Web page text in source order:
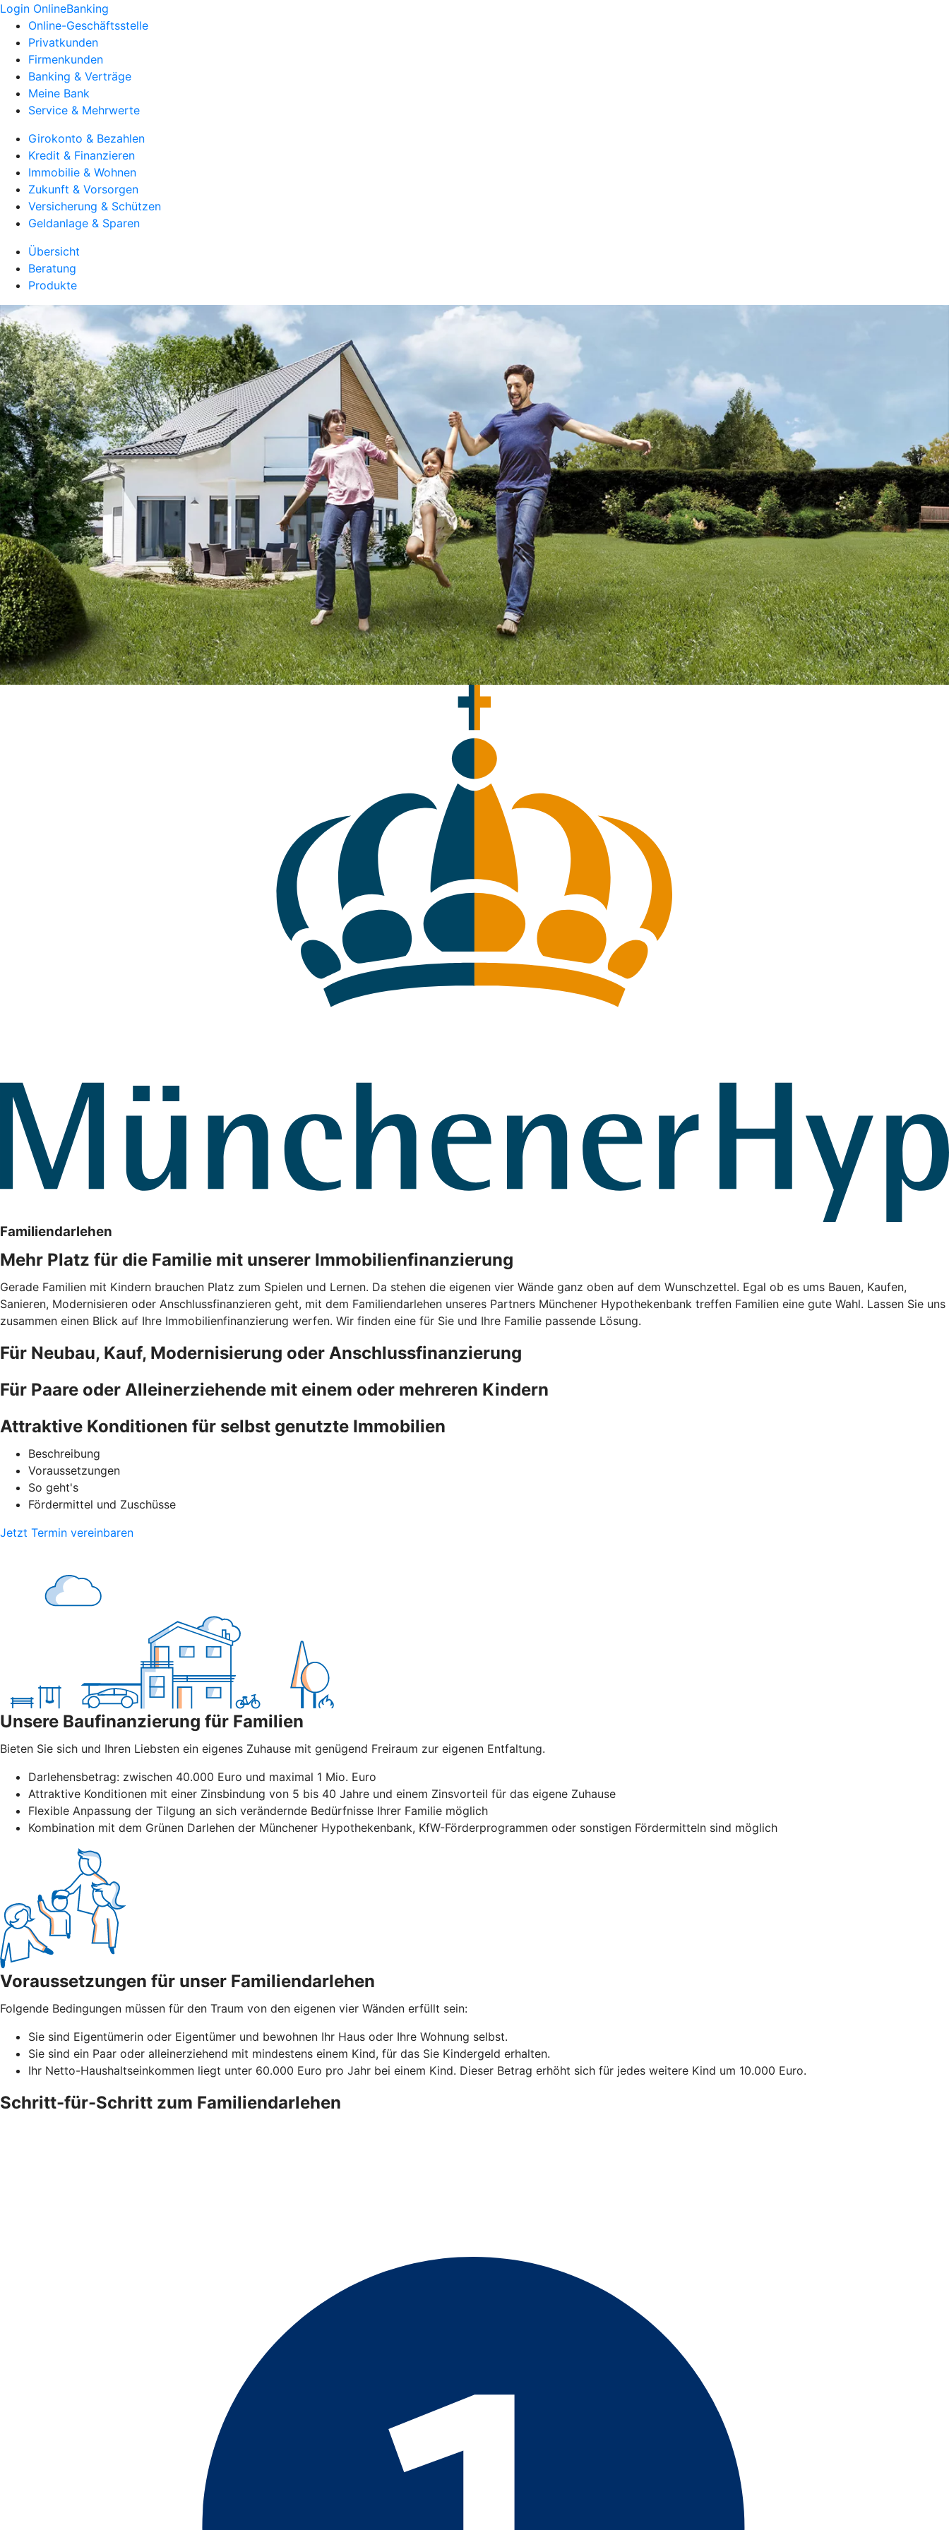
Login OnlineBanking
Online-Geschäftsstelle
Privatkunden
Firmenkunden
Banking & Verträge
Meine Bank
Service & Mehrwerte
Girokonto & Bezahlen
Kredit & Finanzieren
Immobilie & Wohnen
Zukunft & Vorsorgen
Versicherung & Schützen
Geldanlage & Sparen
Übersicht
Beratung
Produkte
Familiendarlehen
Mehr Platz für die Familie mit unserer Immobilienfinanzierung
Gerade Familien mit Kindern brauchen Platz zum Spielen und Lernen. Da stehen die eigenen vier Wände ganz oben auf dem Wunschzettel. Egal ob es ums Bauen, Kaufen,
Sanieren, Modernisieren oder Anschlussfinanzieren geht, mit dem Familiendarlehen unseres Partners Münchener Hypothekenbank treffen Familien eine gute Wahl. Lassen Sie uns
zusammen einen Blick auf Ihre Immobilienfinanzierung werfen. Wir finden eine für Sie und Ihre Familie passende Lösung.
Für Neubau, Kauf, Modernisierung oder Anschlussfinanzierung
Für Paare oder Alleinerziehende mit einem oder mehreren Kindern
Attraktive Konditionen für selbst genutzte Immobilien
Beschreibung
Voraussetzungen
So geht's
Fördermittel und Zuschüsse
Jetzt Termin vereinbaren
Unsere Baufinanzierung für Familien
Bieten Sie sich und Ihren Liebsten ein eigenes Zuhause mit genügend Freiraum zur eigenen Entfaltung.
Darlehensbetrag: zwischen 40.000 Euro und maximal 1 Mio. Euro
Attraktive Konditionen mit einer Zinsbindung von 5 bis 40 Jahre und einem Zinsvorteil für das eigene Zuhause
Flexible Anpassung der Tilgung an sich verändernde Bedürfnisse Ihrer Familie möglich
Kombination mit dem Grünen Darlehen der Münchener Hypothekenbank, KfW-Förderprogrammen oder sonstigen Fördermitteln sind möglich
Voraussetzungen für unser Familiendarlehen
Folgende Bedingungen müssen für den Traum von den eigenen vier Wänden erfüllt sein:
Sie sind Eigentümerin oder Eigentümer und bewohnen Ihr Haus oder Ihre Wohnung selbst.
Sie sind ein Paar oder alleinerziehend mit mindestens einem Kind, für das Sie Kindergeld erhalten.
Ihr Netto-Haushaltseinkommen liegt unter 60.000 Euro pro Jahr bei einem Kind. Dieser Betrag erhöht sich für jedes weitere Kind um 10.000 Euro.
Schritt-für-Schritt zum Familiendarlehen